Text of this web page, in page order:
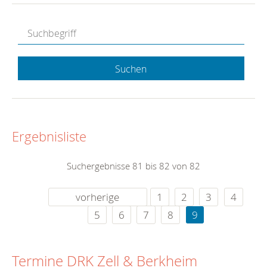
Suchen
Ergebnisliste
Suchergebnisse 81 bis 82 von 82
vorherige 1 2 3
4
5
6 7 8 9
Termine DRK Zell & Berkheim